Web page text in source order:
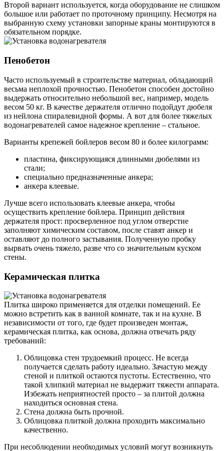
Второй вариант используется, когда оборудование не слишком
большое или работает по проточному принципу. Несмотря на
выбранную схему установки запорные краны монтируются в
обязательном порядке.
Пенобетон
Часто используемый в строительстве материал, обладающий
весьма неплохой прочностью. Пенобетон способен достойно
выдержать относительно небольшой вес, например, модель
весом 50 кг. В качестве держателя отлично подойдут дюбеля
из нейлона спиралевидной формы. А вот для более тяжелых
водонагревателей самое надежное крепление – стальное.
Варианты крепежей бойлеров весом 80 и более килограмм:
пластина, фиксирующаяся длинными дюбелями из
стали;
специально предназначенные анкера;
анкера клеевые.
Лучше всего использовать клеевые анкера, чтобы
осуществить крепление бойлера. Принцип действия
держателя прост: просверленное под углом отверстие
заполняют химическим составом, после ставят анкер и
оставляют до полного застывания. Полученную пробку
вырвать очень тяжело, разве что со значительным куском
стены.
Керамическая плитка
Плитка широко применяется для отделки помещений. Ее
можно встретить как в ванной комнате, так и на кухне. В
независимости от того, где будет произведен монтаж,
керамическая плитка, как основа, должна отвечать ряду
требований:
Облицовка стен трудоемкий процесс. Не всегда
получается сделать работу идеально. Зачастую между
стеной и плиткой остаются пустоты. Естественно, что
такой хлипкий материал не выдержит тяжести аппарата.
Избежать неприятностей просто – за плитой должна
находиться основная стена.
Стена должна быть прочной.
Облицовка плиткой должна проходить максимально
качественно.
При несоблюдении необходимых условий могут возникнуть